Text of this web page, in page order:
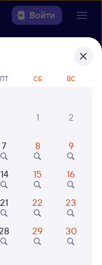
Войти
1 Пасс.
ПТ СБ ВС
1
2
7 8 9
14 15 16
21 22 23
29 30